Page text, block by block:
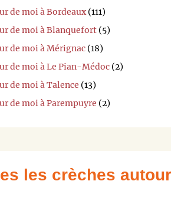
de moi à Bordeaux(111)
de moi à Blanquefort (5)
de moi à Mérignac (18)
de moi à Le Pian-Médoc (2)
de moi à Talence (13)
de moi à Parempuyre (2)
les crèches